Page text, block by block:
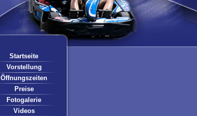
Startseite
Vorstellung
Öffnungszeiten
Preise
Fotogalerie
Videos